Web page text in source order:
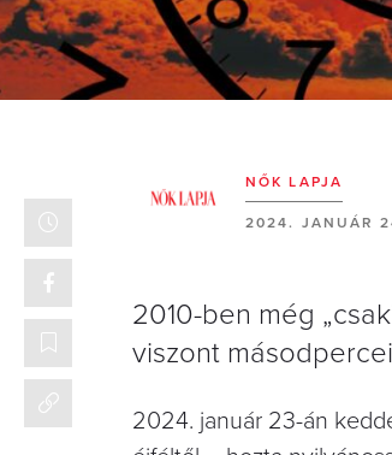
NŐK LAPJA
2024. JANUÁR
2010-ben még
viszont
2024. január 23-án